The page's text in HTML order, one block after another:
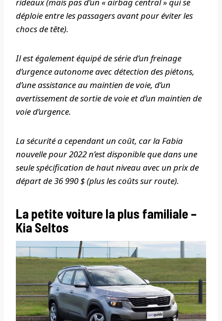
déploie entre les passagers avant pour éviter les
chocs de tête).
Il est également équipé de série d’un freinage
d’urgence autonome avec détection des piétons,
d’une assistance au maintien de voie, d’un
avertissement de sortie de voie et d’un maintien de
voie d’urgence.
La sécurité a cependant un coût, car la Fabia
nouvelle pour 2022 n’est disponible que dans une
seule spécification de haut niveau avec un prix de
départ de 36 990 $ (plus les coûts sur route).
La petite voiture la plus familiale –
Kia Seltos